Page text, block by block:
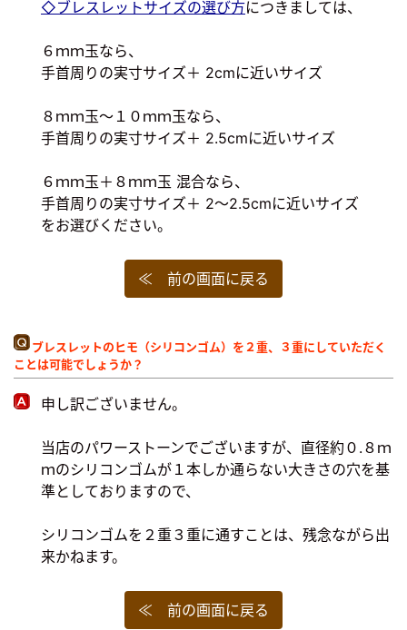
◇ブレスレットサイズの選び方につきましては、
６ｍｍ玉なら、
手首周りの実寸サイズ＋ 2cmに近いサイズ
８ｍｍ玉～１０ｍｍ玉なら、
手首周りの実寸サイズ＋ 2.5cmに近いサイズ
６ｍｍ玉＋８ｍｍ玉 混合なら、
手首周りの実寸サイズ＋ 2～2.5cmに近いサイズ
をお選びください。
≪ 前の画面に戻る
ブレスレットのヒモ（シリコンゴム）を２重、３重にしていただく
ことは可能でしょうか？
申し訳ございません。
当店のパワーストーンでございますが、直径約０.８ｍ
ｍのシリコンゴムが１本しか通らない大きさの穴を基
準としておりますので、
シリコンゴムを２重３重に通すことは、残念ながら出
来かねます。
≪ 前の画面に戻る